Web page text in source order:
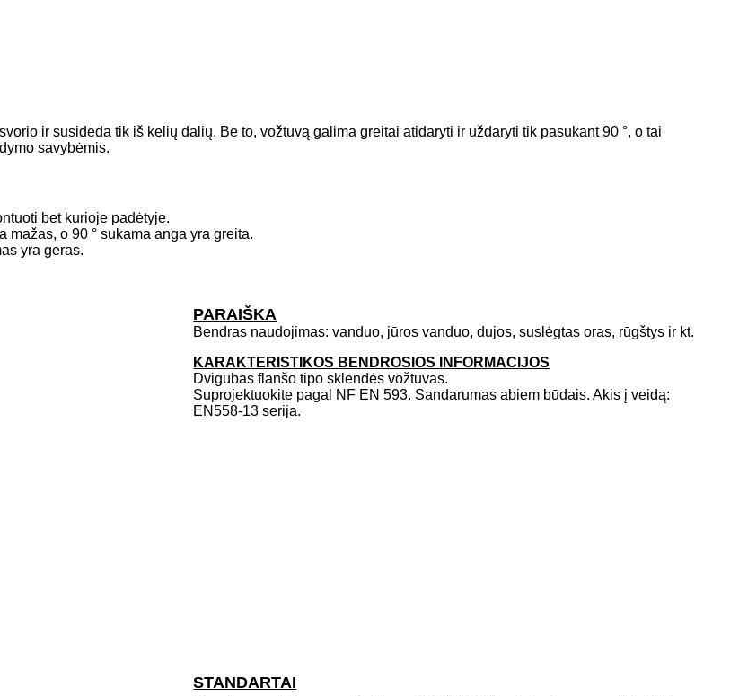
ir susideda tik iš kelių dalių. Be to, vožtuvą galima greitai atidaryti ir uždaryti tik pasukant 90 °, o tai
savybėmis.
bet kurioje padėtyje.
mažas, o 90 ° sukama anga yra greita.
yra geras.
PARAIŠKA
Bendras naudojimas: vanduo, jūros vanduo, dujos, suslėgtas oras, rūgštys ir kt.
KARAKTERISTIKOS BENDROSIOS INFORMACIJOS
Dvigubas flanšo tipo sklendės vožtuvas.
Suprojektuokite pagal NF EN 593. Sandarumas abiem būdais. Akis į veidą:
EN558-13 serija.
STANDARTAI